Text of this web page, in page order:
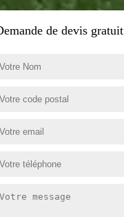
de devis gratuit